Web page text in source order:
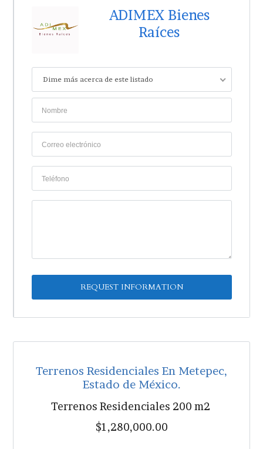
ADIMEX Bienes
Raíces
Dime más acerca de este listado
Terrenos Residenciales En Metepec,
Estado de México.
Terrenos Residenciales 200 m2
$1,280,000.00